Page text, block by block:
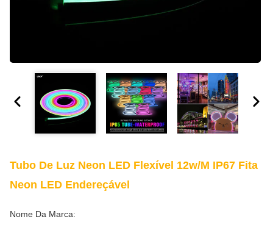
Tubo De Luz Neon LED Flexível 12w/M IP67 Fita
Neon LED Endereçável
Nome Da Marca: